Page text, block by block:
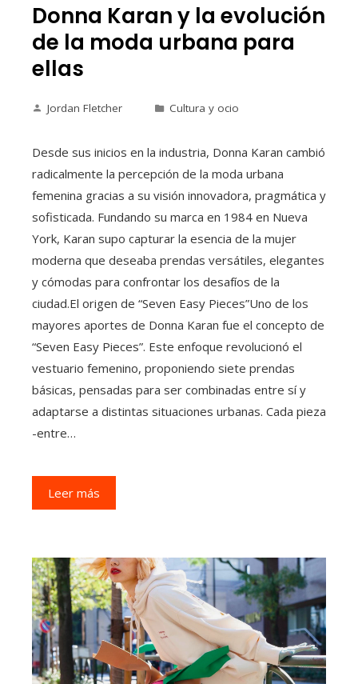
Donna Karan y la evolución
de la moda urbana para
ellas
Jordan Fletcher Cultura y ocio
Desde sus inicios en la industria, Donna Karan cambió
radicalmente la percepción de la moda urbana
femenina gracias a su visión innovadora, pragmática y
sofisticada. Fundando su marca en 1984 en Nueva
York, Karan supo capturar la esencia de la mujer
moderna que deseaba prendas versátiles, elegantes
y cómodas para confrontar los desafíos de la
ciudad.El origen de “Seven Easy Pieces”Uno de los
mayores aportes de Donna Karan fue el concepto de
“Seven Easy Pieces”. Este enfoque revolucionó el
vestuario femenino, proponiendo siete prendas
básicas, pensadas para ser combinadas entre sí y
adaptarse a distintas situaciones urbanas. Cada pieza
-entre…
Leer más